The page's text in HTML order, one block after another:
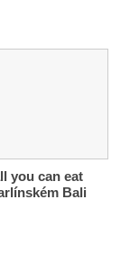
you can eat
Bali